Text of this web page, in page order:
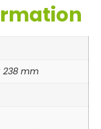
238 mm